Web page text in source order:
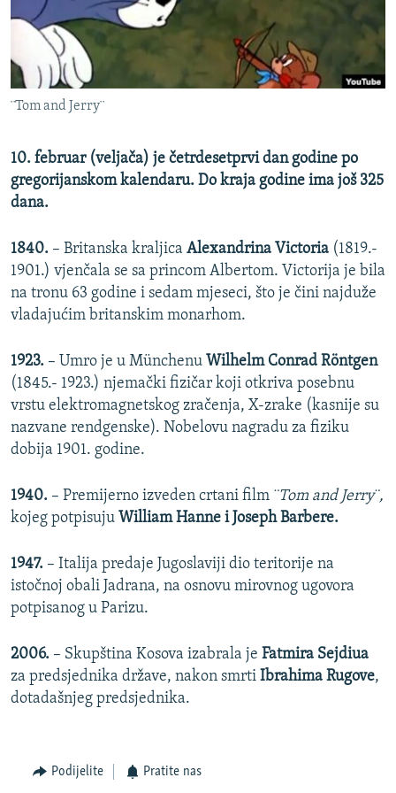
ISPRIČAJ MI
DNEVNO@RSE
SPECIJALI RSE
VIŠE OD NASLOVA
POPLAVE I KLIZIŠTA U BIH 2024.
TV LIBERTY
POST SCRIPTUM
MOJA EVROPA
TRI DECENIJE OD RATA U BIH
NASTANAK I RASPAD JUGOSLAVIJE
Sve RFE/RL stranice
¨Tom and Jerry¨
10. februar (veljača) je četrdesetprvi dan godine po
gregorijanskom kalendaru. Do kraja godine ima još 325
dana.
1840. – Britanska kraljica Alexandrina Victoria (1819.-
1901.) vjenčala se sa princom Albertom. Victorija je bila
na tronu 63 godine i sedam mjeseci, što je čini najduže
vladajućim britanskim monarhom.
1923. – Umro je u Münchenu Wilhelm Conrad Röntgen
(1845.- 1923.) njemački fizičar koji otkriva posebnu
vrstu elektromagnetskog zračenja, X-zrake (kasnije su
nazvane rendgenske). Nobelovu nagradu za fiziku
dobija 1901. godine.
1940. – Premijerno izveden crtani film ¨Tom and Jerry¨,
kojeg potpisuju William Hanne i Joseph Barbere.
1947. – Italija predaje Jugoslaviji dio teritorije na
istočnoj obali Jadrana, na osnovu mirovnog ugovora
potpisanog u Parizu.
2006. – Skupština Kosova izabrala je Fatmira Sejdiua
za predsjednika države, nakon smrti Ibrahima Rugove,
dotadašnjeg predsjednika.
Podijelite Pratite nas